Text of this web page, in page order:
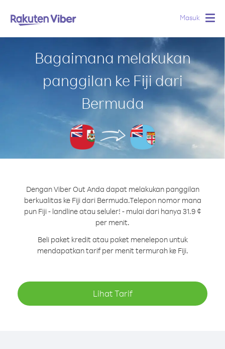
Masuk
Bagaimana melakukan
panggilan ke Fiji dari
Bermuda
Dengan Viber Out Anda dapat melakukan panggilan
berkualitas ke Fiji dari Bermuda.Telepon nomor mana
pun Fiji - landline atau seluler! - mulai dari hanya 31.9 ¢
per menit.
Beli paket kredit atau paket menelepon untuk
mendapatkan tarif per menit termurah ke Fiji.
Lihat Tarif